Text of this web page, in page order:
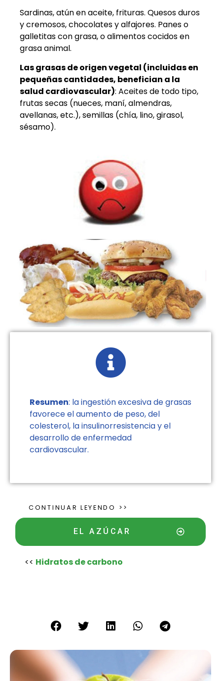
Sardinas, atún en aceite, frituras. Quesos duros
y cremosos, chocolates y alfajores. Panes o
galletitas con grasa, o alimentos cocidos en
grasa animal.
Las grasas de origen vegetal (incluidas en
pequeñas cantidades, benefician a la
salud cardiovascular): Aceites de todo tipo,
frutas secas (nueces, maní, almendras,
avellanas, etc.), semillas (chía, lino, girasol,
sésamo).
Resumen: la ingestión excesiva de grasas
favorece el aumento de peso, del
colesterol, la insulinorresistencia y el
desarrollo de enfermedad
cardiovascular.
CONTINUAR LEYENDO >>
EL AZÚCAR
<< Hidratos de carbono